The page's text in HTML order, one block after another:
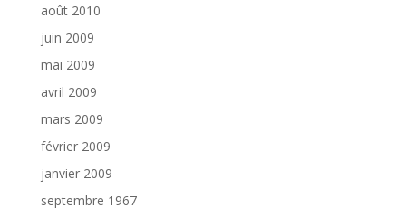
août 2010
juin 2009
mai 2009
avril 2009
mars 2009
février 2009
janvier 2009
septembre 1967